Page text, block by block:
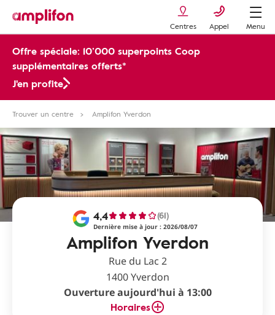
Centres Appel Menu
Offre spéciale: 10’000 superpoints Coop
supplémentaires offerts*
J'en profite
Trouver un centre Amplifon Yverdon
Amplifon Yverdon
4,4 (61)
Dernière mise à jour : 2026/08/07
Rue du Lac 2
1400 Yverdon
Ouverture aujourd'hui à 13:00
Horaires